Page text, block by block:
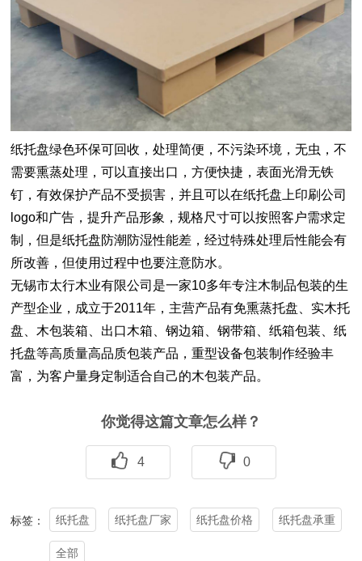
纸托盘绿色环保可回收，处理简便，不污染环境，无虫，不
需要熏蒸处理，可以直接出口，方便快捷，表面光滑无铁
钉，有效保护产品不受损害，并且可以在纸托盘上印刷公司
logo和广告，提升产品形象，规格尺寸可以按照客户需求定
制，但是纸托盘防潮防湿性能差，经过特殊处理后性能会有
所改善，但使用过程中也要注意防水。
无锡市太行木业有限公司是一家10多年专注木制品包装的生
产型企业，成立于2011年，主营产品有免熏蒸托盘、实木托
盘、木包装箱、出口木箱、钢边箱、钢带箱、纸箱包装、纸
托盘等高质量高品质包装产品，重型设备包装制作经验丰
富，为客户量身定制适合自己的木包装产品。
你觉得这篇文章怎么样？
4 0
标签： 纸托盘 纸托盘厂家 纸托盘价格 纸托盘承重
全部